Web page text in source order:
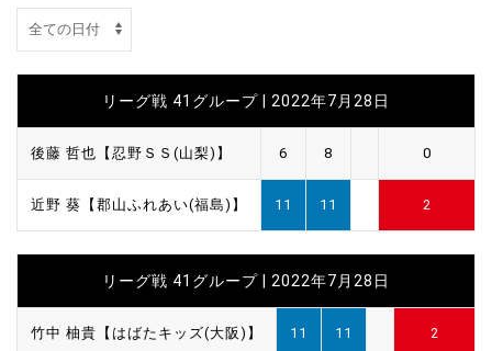
リーグ戦 41グループ | 2022年7月28日
後藤 哲也【忍野ＳＳ(山梨)】 6 8 0
近野 葵【郡山ふれあい(福島)】 11 11 2
リーグ戦 41グループ | 2022年7月28日
竹中 柚貴【はばたキッズ(大阪)】 11 11 2